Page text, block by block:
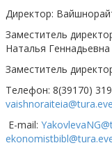
Директор:
Заместитель
Наталья Геннадьевна
Заместитель
Телефон: 8(39170)
E-mail: